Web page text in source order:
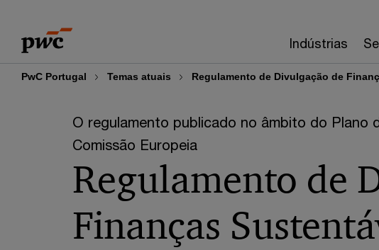
content
footer
Indústrias
PwC Portugal Temas atuais Regulamento de Divulgação de
O regulamento publicado no âmbito do Plano
Comissão Europeia
Regulamento de
Finanças